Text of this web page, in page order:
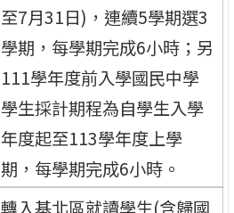
至7月31日)，連續5學期選3
學期，每學期完成6小時；另
111學年度前入學國民中學
學生採計期程為自學生入學
年度起至113學年度上學
期，每學期完成6小時。
轉入基北區就讀學生(含歸國